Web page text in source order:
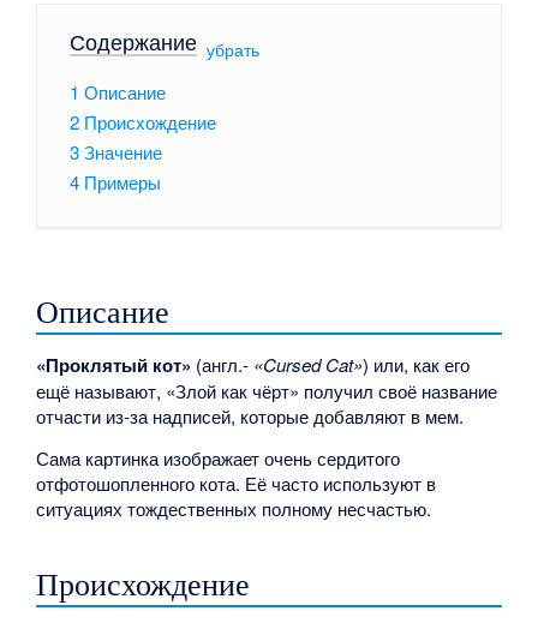
Содержание[ убрать]
1 Описание
2 Происхождение
3Значение
4 Примеры
Описание
«Проклятый кот» (англ.- «Cursed Cat») или, как его
ещё называют, «Злой как чёрт» получил своё название
отчасти из-за надписей, которые добавляют в мем.
Сама картинка изображает очень сердитого
отфотошопленного кота. Её часто используют в
ситуациях тождественных полному несчастью.
Происхождение